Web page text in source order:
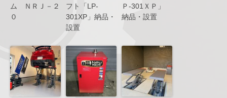
ム ＮＲＪ－２
０
フト「LP-
301XP」納品・
設置
Ｐ-301ＸＰ」
納品・設置